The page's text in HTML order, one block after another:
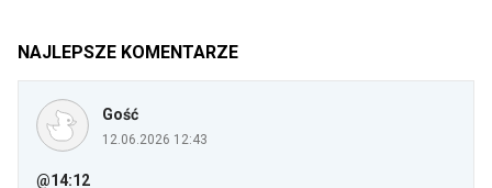
NAJLEPSZE KOMENTARZE
Gość
12.06.2026 12:43
@14:12